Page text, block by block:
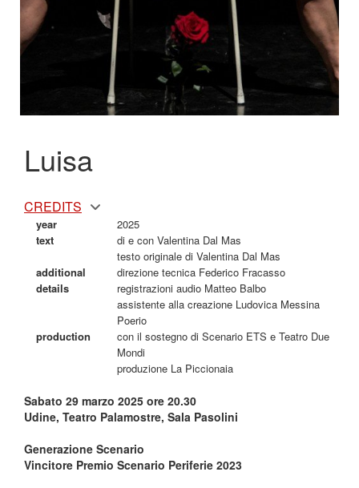
Luisa
CREDITS
year
2025
text
di e con Valentina Dal Mas
testo originale di Valentina Dal Mas
additional
details
direzione tecnica Federico Fracasso
registrazioni audio Matteo Balbo
assistente alla creazione Ludovica Messina
Poerio
production
con il sostegno di Scenario ETS e Teatro Due
Mondi
produzione La Piccionaia
Sabato 29 marzo 2025 ore 20.30
Udine, Teatro Palamostre, Sala Pasolini
Generazione Scenario
Vincitore Premio Scenario Periferie 2023